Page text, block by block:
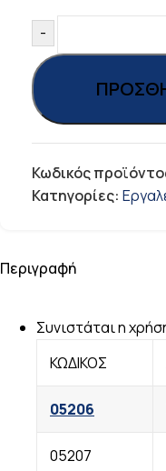
-
Κωδικός
Κατηγορίες:
Περιγραφή
Συνιστάται η
ΚΩΔΙΚΟΣ
05206
05207